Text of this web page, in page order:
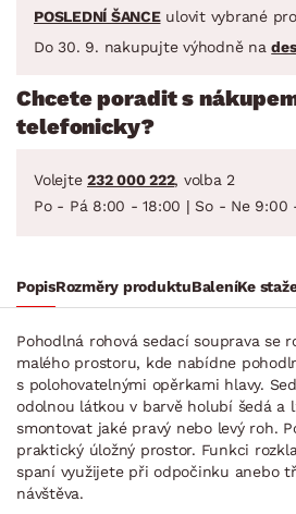
POSLEDNÍ ŠANCEulovit vybrané
Do 30. 9. nakupujte výhodně na
Chcete poradit s
telefonicky?
Volejte 232 000 222, volba 2
Po - Pá 8:00 - 18:00 | So - Ne 9:00
PopisRozměry produktuBaleníKe
Pohodlná rohová sedací souprava se
malého prostoru, kde nabídne
s polohovatelnými opěrkami hlavy.
odolnou látkou v barvě holubí šedá a
smontovat jaké pravý nebo levý roh.
praktický úložný prostor. Funkci
spaní využijete při odpočinku anebo
návštěva.